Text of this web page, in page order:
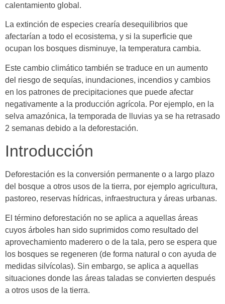
calentamiento global.
La extinción de especies crearía desequilibrios que
afectarían a todo el ecosistema, y si la superficie que
ocupan los bosques disminuye, la temperatura cambia.
Este cambio climático también se traduce en un aumento
del riesgo de sequías, inundaciones, incendios y cambios
en los patrones de precipitaciones que puede afectar
negativamente a la producción agrícola. Por ejemplo, en la
selva amazónica, la temporada de lluvias ya se ha retrasado
2 semanas debido a la deforestación.
Introducción
Deforestación es la conversión permanente o a largo plazo
del bosque a otros usos de la tierra, por ejemplo agricultura,
pastoreo, reservas hídricas, infraestructura y áreas urbanas.
El término deforestación no se aplica a aquellas áreas
cuyos árboles han sido suprimidos como resultado del
aprovechamiento maderero o de la tala, pero se espera que
los bosques se regeneren (de forma natural o con ayuda de
medidas silvícolas). Sin embargo, se aplica a aquellas
situaciones donde las áreas taladas se convierten después
a otros usos de la tierra.